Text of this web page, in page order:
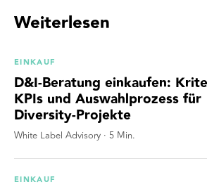
Weiterlesen
EINKAUF
D&I-Beratung einkaufen:
KPIs und Auswahlprozess für
Diversity-Projekte
White Label Advisory · 5 Min.
EINKAUF